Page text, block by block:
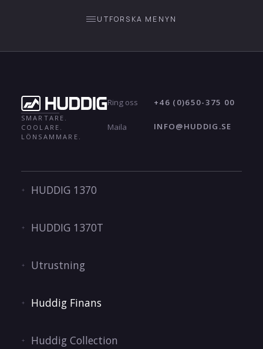
UTFORSKA MENYN
SMARTARE.
COOLARE.
LÖNSAMMARE.
Ring oss +46 (0)650-375 00
Maila INFO@HUDDIG.SE
HUDDIG 1370
HUDDIG 1370T
Utrustning
Huddig Finans
Huddig Collection